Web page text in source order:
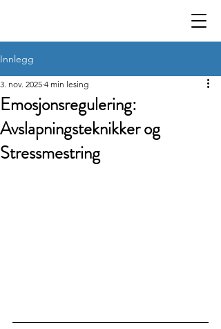
Innlegg
Emosjonsregulering:
Avslapningsteknikker og
Stressmestring
3. nov. 2025 4 min lesing